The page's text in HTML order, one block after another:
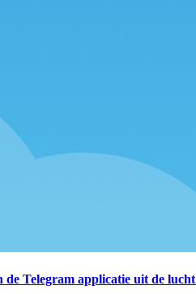
de Telegram applicatie uit de lucht